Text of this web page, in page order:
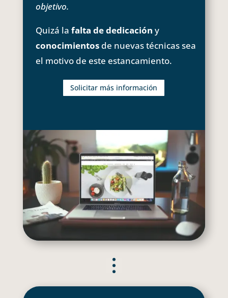
objetivo.
Quizá la falta de dedicación y
conocimientosde nuevas técnicas sea
el motivo de este estancamiento.
Solicitar más información